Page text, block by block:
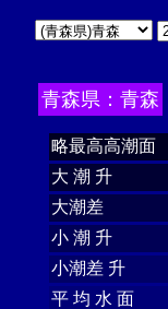
青森県：青森
略最高高潮面
大 潮 升
大潮差
小 潮 升
小潮差 升
平 均 水 面